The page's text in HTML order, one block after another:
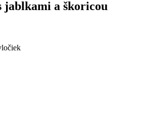
jablkami a škoricou